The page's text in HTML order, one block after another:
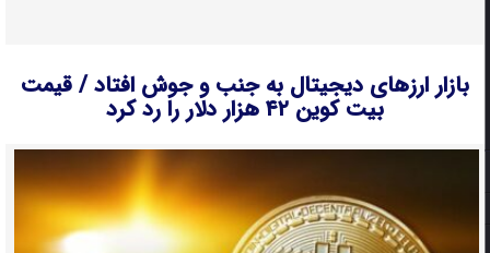
بازار ارزهای دیجیتال به جنب و جوش افتاد / قیمت
بیت کوین ۴۲ هزار دلار را رد کرد